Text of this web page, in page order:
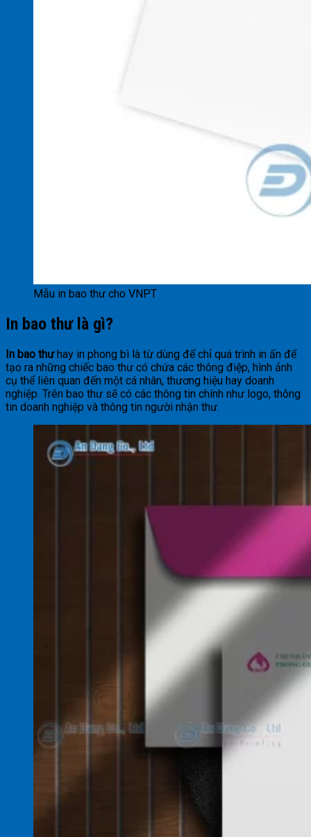
Mẫu in bao thư cho VNPT
In bao thư là gì?
In bao thưhay in phong bì là từ dùng để chỉ quá trình in ấn để
tạo ra những chiếc bao thư có chứa các thông điệp, hình ảnh
cụ thể liên quan đến một cá nhân, thương hiệu hay doanh
nghiệp. Trên bao thư sẽ có các thông tin chính như logo, thông
tin doanh nghiệp và thông tin người nhận thư.